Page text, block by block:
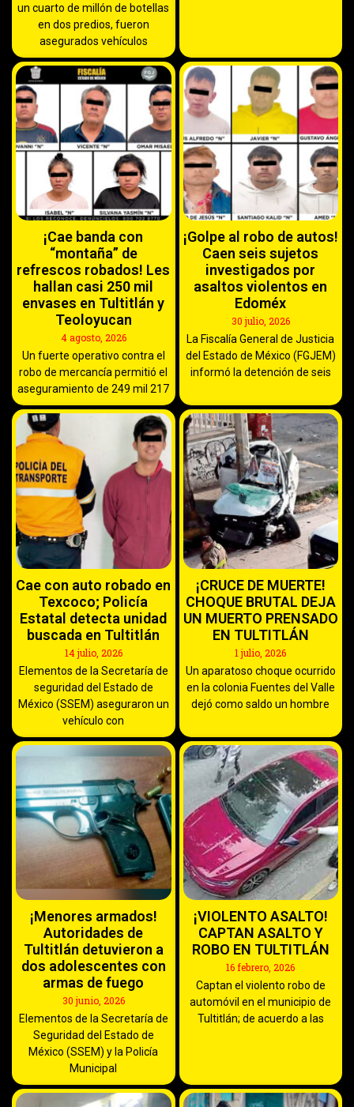
un cuarto de millón de botellas
en dos predios, fueron
asegurados vehículos
¡Cae banda con
“montaña” de
refrescos robados! Les
hallan casi 250 mil
envases en Tultitlán y
Teoloyucan
4 agosto, 2026
Un fuerte operativo contra el
robo de mercancía permitió el
aseguramiento de 249 mil 217
¡Golpe al robo de autos!
Caen seis sujetos
investigados por
asaltos violentos en
Edoméx
30 julio, 2026
La Fiscalía General de Justicia
del Estado de México (FGJEM)
informó la detención de seis
Cae con auto robado en
Texcoco; Policía
Estatal detecta unidad
buscada en Tultitlán
14 julio, 2026
Elementos de la Secretaría de
seguridad del Estado de
México (SSEM) aseguraron un
vehículo con
¡CRUCE DE MUERTE!
CHOQUE BRUTAL DEJA
UN MUERTO PRENSADO
EN TULTITLÁN
1 julio, 2026
Un aparatoso choque ocurrido
en la colonia Fuentes del Valle
dejó como saldo un hombre
¡Menores armados!
Autoridades de
Tultitlán detuvieron a
dos adolescentes con
armas de fuego
30 junio, 2026
Elementos de la Secretaría de
Seguridad del Estado de
México (SSEM) y la Policía
Municipal
¡VIOLENTO ASALTO!
CAPTAN ASALTO Y
ROBO EN TULTITLÁN
16 febrero, 2026
Captan el violento robo de
automóvil en el municipio de
Tultitlán; de acuerdo a las